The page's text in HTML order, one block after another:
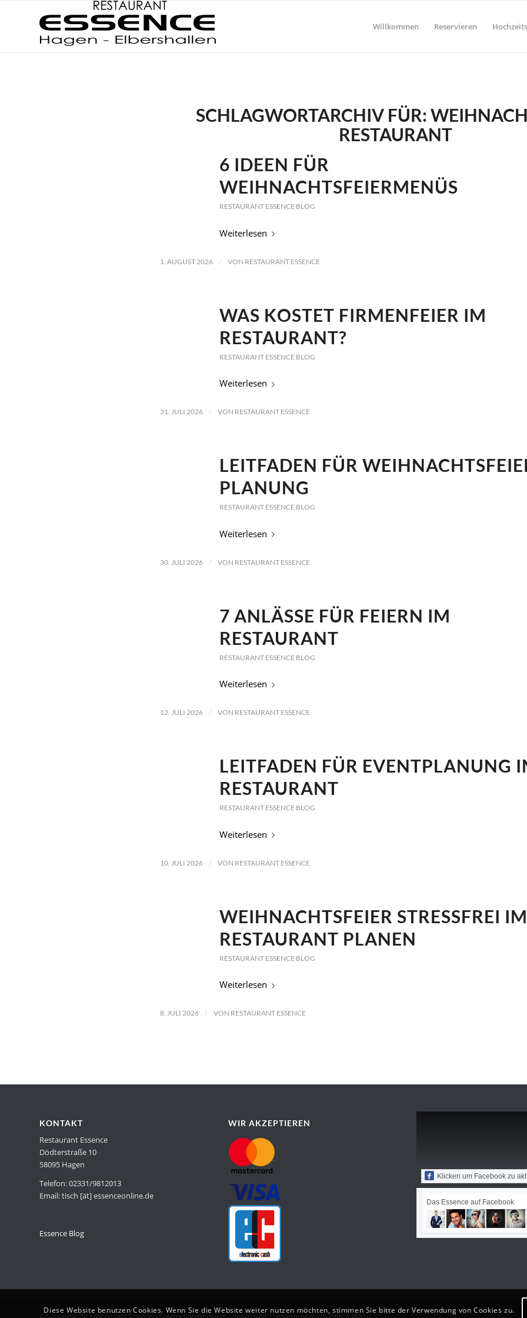
Willkommen Reservieren
SCHLAGWORTARCHIV FÜR:
RESTAURANT
6 IDEEN FÜR
WEIHNACHTSFEIERMENÜS
RESTAURANT ESSENCE BLOG
Weiterlesen
1. AUGUST 2026 / VON RESTAURANT ESSENCE
WAS KOSTET FIRMENFEIER IM
RESTAURANT?
RESTAURANT ESSENCE BLOG
Weiterlesen
31. JULI 2026 / VON RESTAURANT ESSENCE
LEITFADEN FÜR
PLANUNG
RESTAURANT ESSENCE BLOG
Weiterlesen
30. JULI 2026 / VON RESTAURANT ESSENCE
7 ANLÄSSE FÜR FEIERN IM
RESTAURANT
RESTAURANT ESSENCE BLOG
Weiterlesen
12. JULI 2026 / VON RESTAURANT ESSENCE
LEITFADEN FÜR EVENTPLANUNG
RESTAURANT
RESTAURANT ESSENCE BLOG
Weiterlesen
10. JULI 2026 / VON RESTAURANT ESSENCE
WEIHNACHTSFEIER STRESSFREI IM
RESTAURANT PLANEN
RESTAURANT ESSENCE BLOG
Weiterlesen
8. JULI 2026 / VON RESTAURANT ESSENCE
KONTAKT
Restaurant Essence
Dödterstraße 10
58095 Hagen
Telefon: 02331/9812013
Email: tisch [ät] essenceonline.de
Essence Blog
WIR AKZEPTIEREN
Klicken um Facebook zu
Das Essence auf Facebook
© Copyright 2021 Restaurant Essence | Datenschutzerklärung Impressum | ‎Umsetzung durchPatrick Miletic
Diese Website benutzen Cookies. Wenn Sie die Website weiter nutzen möchten, stimmen Sie bitte der Verwendung von Cookies zu.